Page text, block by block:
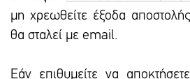
μη χρεωθείτε έξοδα
θα σταλεί με email.
Εάν επιθυμείτε να